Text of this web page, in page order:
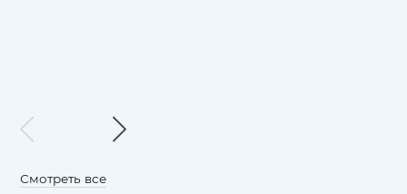
Смотреть все